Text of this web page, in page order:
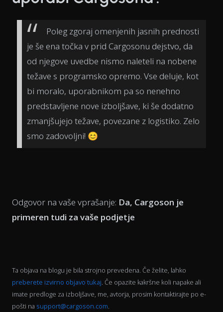
Poleg zgoraj omenjenih jasnih prednosti
je še ena točka v prid Cargosonu dejstvo, da
od njegove uvedbe nismo naleteli na nobene
težave s programsko opremo. Vse deluje, kot
bi moralo, uporabnikom pa so nenehno
predstavljene nove izboljšave, ki še dodatno
zmanjšujejo težave, povezane z logistiko. Zelo
smo zadovoljni! 😊
Odgovor na vaše vprašanje: Da, Cargoson je
primeren tudi za vaše podjetje
Ta objava na blogu je bila strojno prevedena. Če želite, lahko
preberete izvirno objavo tukaj. Če opazite kakršne koli napake ali
imate predloge za izboljšave, me, avtorja, prosim kontaktirajte po e-
pošti na support@cargoson.com.